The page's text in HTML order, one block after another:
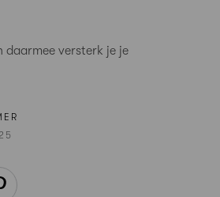
daarmee versterk je je